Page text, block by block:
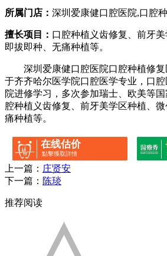
所属门店： 深圳爱康健口腔医院,口腔
擅长项目： 口腔种植义齿修复、前牙美
即拔即种、无痛种植等。
深圳爱康健口腔医院口腔种植修复
于齐齐哈尔医学院口腔医学专业，口
院进修学习，多次参加瑞士、欧美等
腔种植义齿修复、前牙美学区种植、
痛种植等。
在线估价
點擊獲取詳情
上一篇： 庄贤安
下一篇： 陈琰
推荐阅读